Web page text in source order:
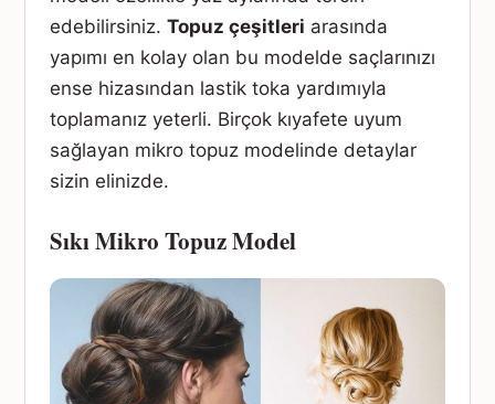
edebilirsiniz. Topuz çeşitleri arasında
yapımı en kolay olan bu modelde saçlarınızı
ense hizasından lastik toka yardımıyla
toplamanız yeterli. Birçok kıyafete uyum
sağlayan mikro topuz modelinde detaylar
sizin elinizde.
Sıkı Mikro Topuz Model